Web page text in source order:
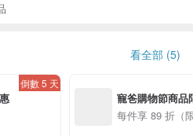
看全部 (5)
倒數 5 天
寵爸購物節商品
每件享 89 折（